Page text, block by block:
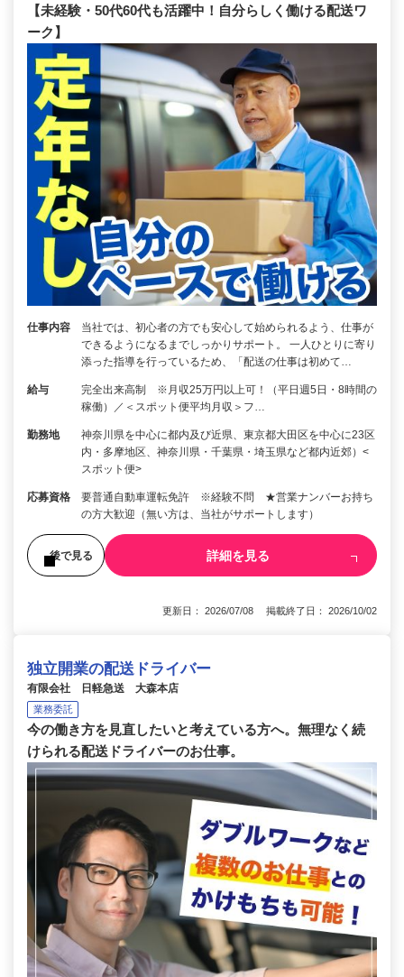
【未経験・50代60代も活躍中！自分らしく働ける配送ワ
ーク】
仕事内容
当社では、初心者の方でも安心して始められるよう、仕事が
できるようになるまでしっかりサポート。 一人ひとりに寄り
添った指導を行っているため、「配送の仕事は初めて…
給与
完全出来高制 ※月収25万円以上可！（平日週5日・8時間の
稼働）／＜スポット便平均月収＞フ…
勤務地
神奈川県を中心に都内及び近県、東京都大田区を中心に23区
内・多摩地区、神奈川県・千葉県・埼玉県など都内近郊）<
スポット便>
応募資格
要普通自動車運転免許 ※経験不問 ★営業ナンバーお持ち
の方大歓迎（無い方は、当社がサポートします）
後で見る 詳細を見る
更新日： 2026/07/08 掲載終了日： 2026/10/02
独立開業の配送ドライバー
有限会社 日軽急送 大森本店
業務委託
今の働き方を見直したいと考えている方へ。無理なく続
けられる配送ドライバーのお仕事。